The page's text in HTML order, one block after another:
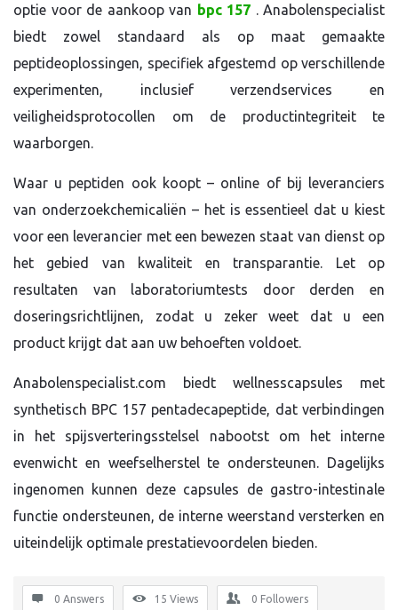
optie voor de aankoop van bpc 157 . Anabolenspecialist
biedt zowel standaard als op maat gemaakte
peptideoplossingen, specifiek afgestemd op verschillende
experimenten, inclusief verzendservices en
veiligheidsprotocollen om de productintegriteit te
waarborgen.
Waar u peptiden ook koopt – online of bij leveranciers
van onderzoekchemicaliën – het is essentieel dat u kiest
voor een leverancier met een bewezen staat van dienst op
het gebied van kwaliteit en transparantie. Let op
resultaten van laboratoriumtests door derden en
doseringsrichtlijnen, zodat u zeker weet dat u een
product krijgt dat aan uw behoeften voldoet.
Anabolenspecialist.com biedt wellnesscapsules met
synthetisch BPC 157 pentadecapeptide, dat verbindingen
in het spijsverteringsstelsel nabootst om het interne
evenwicht en weefselherstel te ondersteunen. Dagelijks
ingenomen kunnen deze capsules de gastro-intestinale
functie ondersteunen, de interne weerstand versterken en
uiteindelijk optimale prestatievoordelen bieden.
0 Answers 15 Views 0 Followers